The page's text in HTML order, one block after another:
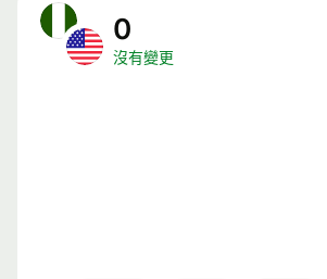
0
沒有變更